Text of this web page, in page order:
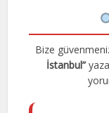
Bize
İstanbul”